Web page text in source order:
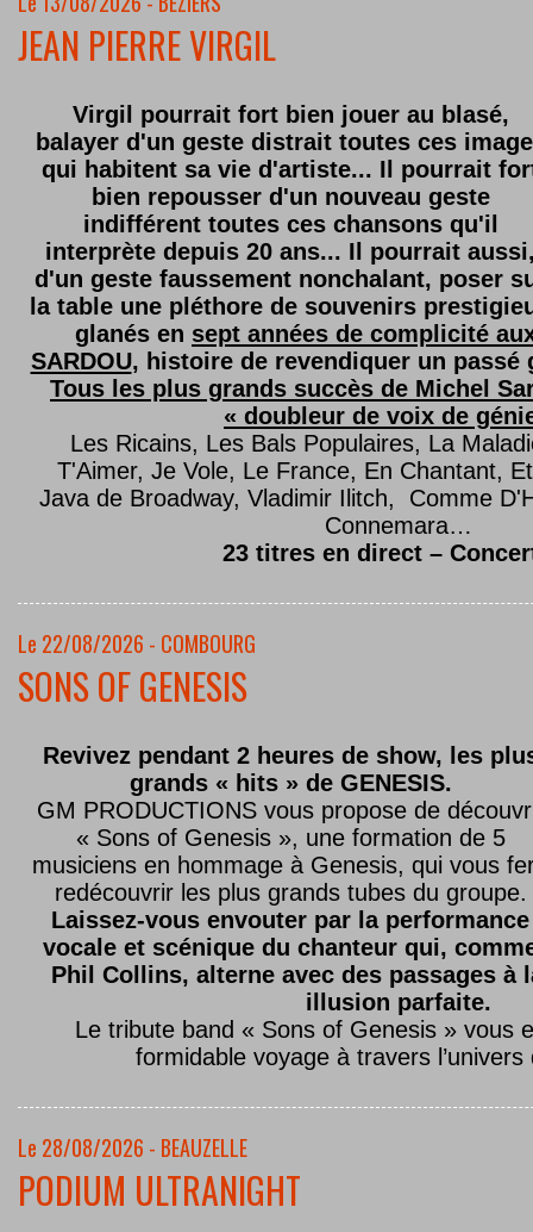
JEAN PIERRE VIRGIL
Virgil pourrait fort bien jouer au blasé,
balayer d'un geste distrait toutes ces
qui habitent sa vie d'artiste... Il pourrait
bien repousser d'un nouveau geste
indifférent toutes ces chansons qu'il
interprète depuis 20 ans... Il pourrait
d'un geste faussement nonchalant, poser
la table une pléthore de souvenirs
glanés en sept années de complicité
SARDOU, histoire de revendiquer un passé
Tous les plus grands succès de Michel
« doubleur de voix de
Les Ricains, Les Bals Populaires, La
T'Aimer, Je Vole, Le France, En Chantant,
Java de Broadway, Vladimir Ilitch, Comme
Connemara…
23 titres en direct –
Le 22/08/2026 - COMBOURG
SONS OF GENESIS
Revivez pendant 2 heures de show, les
grands « hits » de GENESIS.
GM PRODUCTIONS vous propose de
« Sons of Genesis », une formation de 5
musiciens en hommage à Genesis, qui vous
redécouvrir les plus grands tubes du groupe.
Laissez-vous envouter par la performance
vocale et scénique du chanteur qui,
Phil Collins, alterne avec des passages à
illusion parfaite.
Le tribute band « Sons of Genesis » vous
formidable voyage à travers l’univers
Le 28/08/2026 - BEAUZELLE
PODIUM ULTRANIGHT